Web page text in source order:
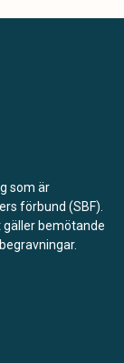
som är
förbund (SBF).
gäller bemötande